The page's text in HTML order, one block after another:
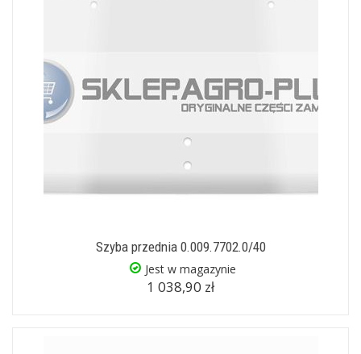
Szyba przednia 0.009.7702.0/40
Jest w magazynie
1 038,90 zł